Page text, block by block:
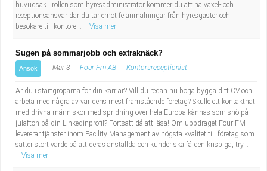
huvudsak I rollen som hyresadministratör kommer du att ha växel- och
receptionsansvar där du tar emot felanmälningar från hyresgäster och
besökare till kontore...
Visa mer
Sugen på sommarjobb och extraknäck?
Ansök Mar 3 Four Fm AB Kontorsreceptionist
Är du i startgroparna för din karriär? Vill du redan nu börja bygga ditt CV och
arbeta med några av världens mest framstående företag? Skulle ett kontaktnät
med drivna människor med spridning över hela Europa kännas som snö på
julafton på din Linkedinprofil? Fortsätt då att läsa! Om uppdraget Four FM
levererar tjänster inom Facility Management av högsta kvalitet till företag som
sätter stort värde på att deras anställda och kunder ska få den krispiga, try...
Visa mer